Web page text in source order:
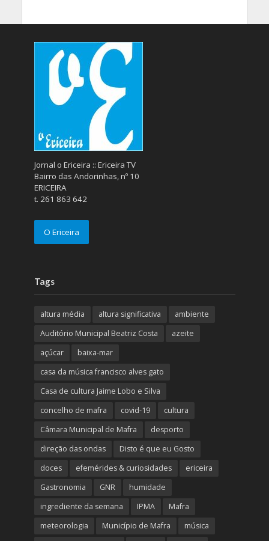
Jornal o Ericeira :: Ericeira TV
Bairro das Andorinhas, nº 10
ERICEIRA
t. 261 863 642
O Ericeira
Tags
altura média altura significativa
ambiente
Auditório Municipal Beatriz Costa
azeite
açúcar
baixa-mar
casa da música francisco alves gato
Casa de cultura Jaime Lobo e Silva
concelho de mafra
covid-19
cultura
Câmara Municipal de Mafra
desporto
direção das ondas
Disto é que eu Gosto
doces
efemérides & curiosidades
ericeira
Gastronomia
GNR
humidade
ingrediente da semana
IPMA
Mafra
meteorologia
Município de Mafra
música